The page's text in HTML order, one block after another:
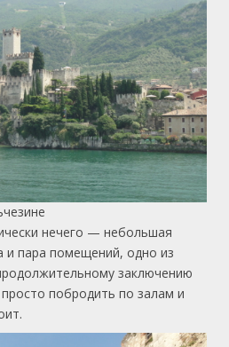
нечего — небольшая
и пара помещений, одно из
заключению
побродить по залам и